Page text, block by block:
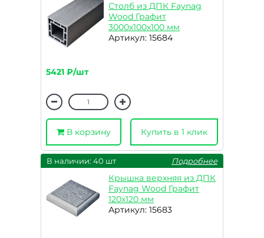
Столб из ДПК Faynag
Wood Графит
3000х100х100 мм
Артикул: 15684
5421 ₽/шт
В корзину Купить в 1 клик
В наличии: 40 шт Подробнее
Крышка верхняя из ДПК
Faynag Wood Графит
120х120 мм
Артикул: 15683